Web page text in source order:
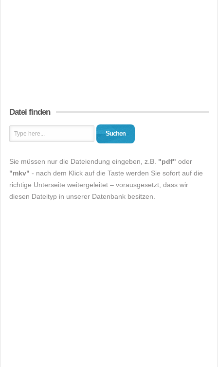
Datei finden
Suchen
Sie müssen nur die Dateiendung eingeben, z.B. "pdf" oder
"mkv" - nach dem Klick auf die Taste werden Sie sofort auf die
richtige Unterseite weitergeleitet – vorausgesetzt, dass wir
diesen Dateityp in unserer Datenbank besitzen.